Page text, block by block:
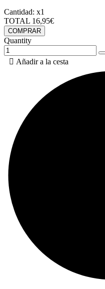
Cantidad: x1
TOTAL 16,95€
COMPRAR
Quantity
 Añadir a la cesta